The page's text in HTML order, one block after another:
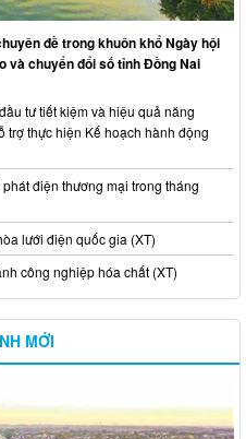
đề trong khuôn khổ Ngày hội
và chuyển đổi số tỉnh Đồng Nai
tư tiết kiệm và hiệu quả năng
trợ thực hiện Kế hoạch hành động
điện thương mại trong tháng
lưới điện quốc gia (XT)
công nghiệp hóa chất (XT)
MỚI